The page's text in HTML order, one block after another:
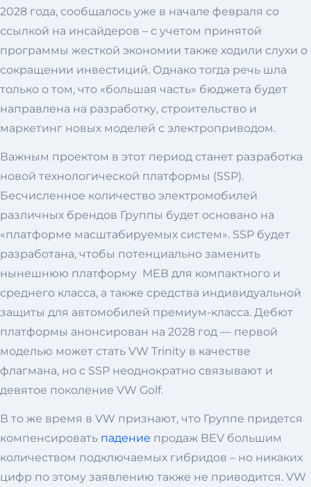
2028 года, сообщалось уже в начале февраля со
ссылкой на инсайдеров – с учетом принятой
программы жесткой экономии также ходили слухи о
сокращении инвестиций. Однако тогда речь шла
только о том, что «большая часть» бюджета будет
направлена ​​на разработку, строительство и
маркетинг новых моделей с электроприводом.
Важным проектом в этот период станет разработка
новой технологической платформы (SSP).
Бесчисленное количество электромобилей
различных брендов Группы будет основано на
«платформе масштабируемых систем». SSP будет
разработана, чтобы потенциально заменить
нынешнюю платформу MEB для компактного и
среднего класса, а также средства индивидуальной
защиты для автомобилей премиум-класса. Дебют
платформы анонсирован на 2028 год — первой
моделью может стать VW Trinity в качестве
флагмана, но с SSP неоднократно связывают и
девятое поколение VW Golf.
В то же время в VW признают, что Группе придется
компенсировать падение продаж BEV большим
количеством подключаемых гибридов – но никаких
цифр по этому заявлению также не приводится. VW